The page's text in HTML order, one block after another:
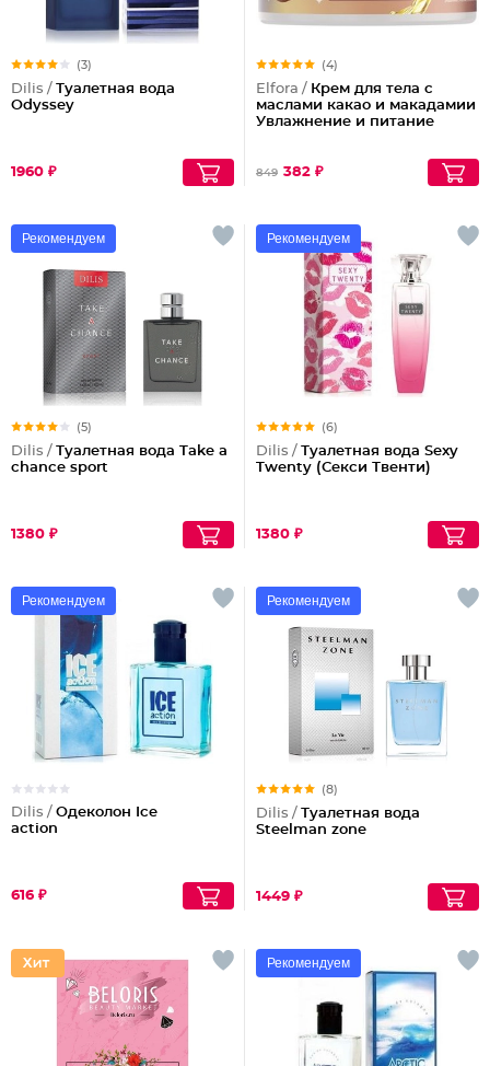
(3)
Dilis / Туалетная вода
Odyssey
1960 ₽
(4)
Elfora / Крем для тела с
маслами какао и макадамии
Увлажнение и питание
849 382 ₽
Рекомендуем
(5)
Dilis / Туалетная вода Take a
chance sport
1380 ₽
Рекомендуем
(6)
Dilis / Туалетная вода Sexy
Twenty (Секси Твенти)
1380 ₽
Рекомендуем
Dilis / Одеколон Ice
action
616 ₽
Рекомендуем
(8)
Dilis / Туалетная вода
Steelman zone
1449 ₽
Рекомендуем